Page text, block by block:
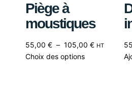
Piège à
moustiques
55,00 € – 105,00 € HT
Choix des options